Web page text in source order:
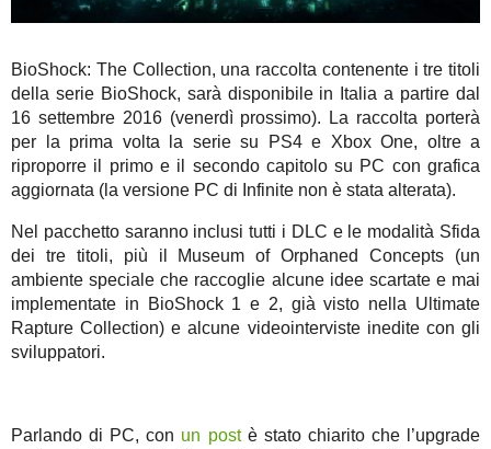
BioShock: The Collection, una raccolta contenente i tre titoli
della serie BioShock, sarà disponibile in Italia a partire dal
16 settembre 2016 (venerdì prossimo). La raccolta porterà
per la prima volta la serie su PS4 e Xbox One, oltre a
riproporre il primo e il secondo capitolo su PC con grafica
aggiornata (la versione PC di Infinite non è stata alterata).
Nel pacchetto saranno inclusi tutti i DLC e le modalità Sfida
dei tre titoli, più il Museum of Orphaned Concepts (un
ambiente speciale che raccoglie alcune idee scartate e mai
implementate in BioShock 1 e 2, già visto nella Ultimate
Rapture Collection) e alcune videointerviste inedite con gli
sviluppatori.
Parlando di PC, con un postè stato chiarito che l’upgrade